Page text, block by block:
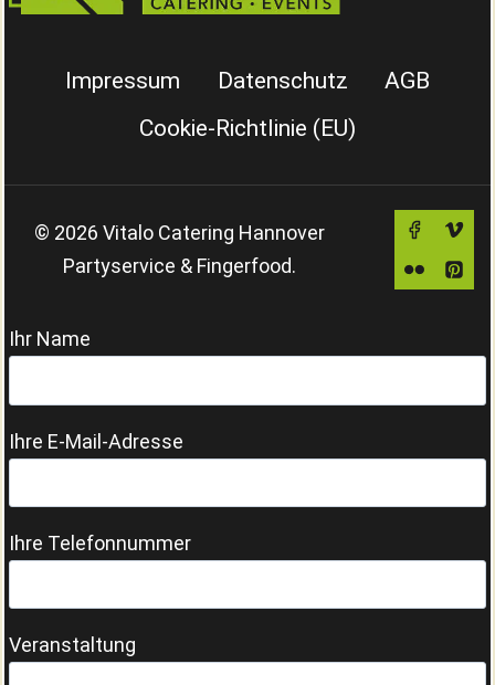
Impressum Datenschutz
AGB
Cookie-Richtlinie (EU)
© 2026 Vitalo Catering Hannover
Partyservice & Fingerfood.
Ihr Name
Ihre E-Mail-Adresse
Ihre Telefonnummer
Veranstaltung